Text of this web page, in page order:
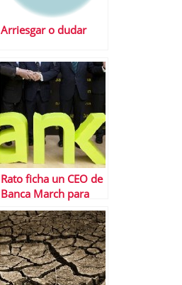
Arriesgar o dudar
Rato ficha un CEO de
Banca March para
Bankia | Solvencia y
gestiÃ³n del riesgo